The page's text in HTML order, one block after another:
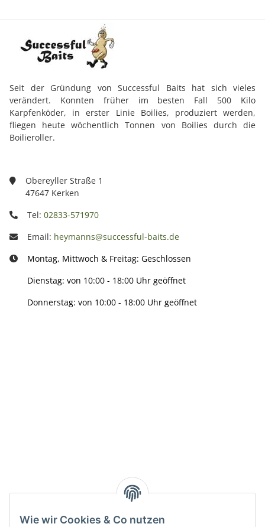
Wie wir Cookies & Co nutzen
Seit der Gründung von Successful Baits hat sich vieles
verändert. Konnten früher im besten Fall 500 Kilo
Karpfenköder, in erster Linie Boilies, produziert werden,
fliegen heute wöchentlich Tonnen von Boilies durch die
Boilieroller.
Obereyller Straße 1
47647 Kerken
Tel: 02833-571970
Email: heymanns@successful-baits.de
Montag, Mittwoch & Freitag: Geschlossen
Dienstag: von 10:00 - 18:00 Uhr geöffnet
Donnerstag: von 10:00 - 18:00 Uhr geöffnet